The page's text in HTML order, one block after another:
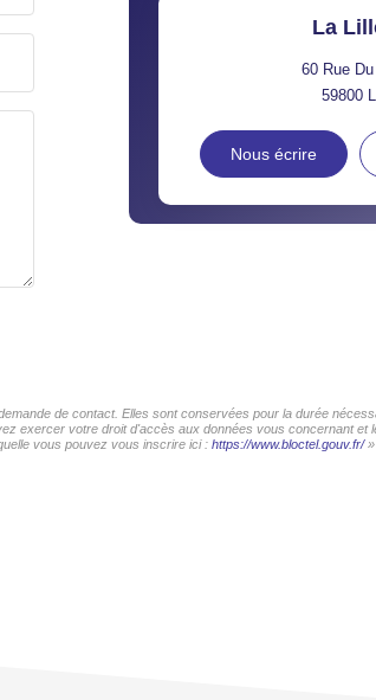
La
60 Rue
59800
Nous écrire
de contact. Elles sont conservées pour la durée
exercer votre droit d'accès aux données vous concernant et
vous pouvez vous inscrire ici : https://www.bloctel.gouv.fr/»